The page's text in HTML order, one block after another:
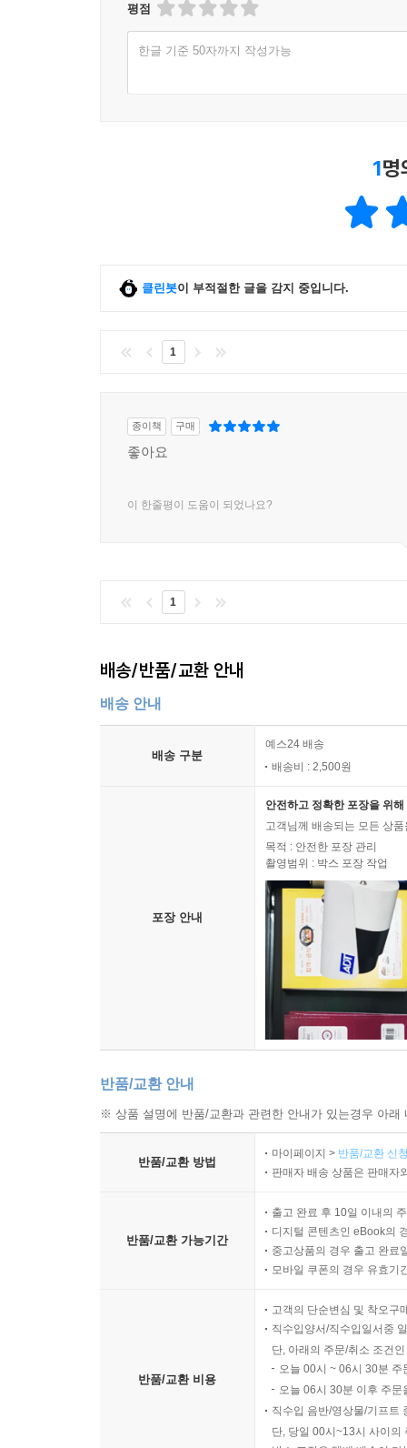
평점
한글 기준 50자까지 작성가능
1명
클린봇이 부적절한 글을 감지 중입니다.
1
종이책 구매
좋아요
이 한줄평이 도움이 되었나요?
1
배송/반품/교환 안내
배송 안내
배송 구분
예스24 배송
배송비 : 2,500원
포장 안내
안전하고 정확한 포장을 위
고객님께 배송되는 모든 상
목적 : 안전한 포장 관리
촬영범위 : 박스 포장 작업
반품/교환 안내
※ 상품 설명에 반품/교환과 관련한 안내가 있는경우 아
반품/교환 방법
마이페이지 > 반품/교환 신
판매자 배송 상품은 판매자
반품/교환 가능기간
출고 완료 후 10일 이내의
디지털 콘텐츠인 eBook의
중고상품의 경우 출고 완료
모바일 쿠폰의 경우 유효기
반품/교환 비용
고객의 단순변심 및 착오구
직수입양서/직수입일서중
단, 아래의 주문/취소 조건
오늘 00시 ~ 06시 30분
오늘 06시 30분 이후 주
직수입 음반/영상물/기프트
단, 당일 00시~13시 사이의